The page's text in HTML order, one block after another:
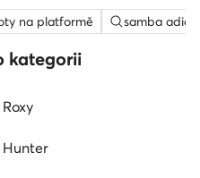
na platformě samba
kategorii
Roxy
Hunter